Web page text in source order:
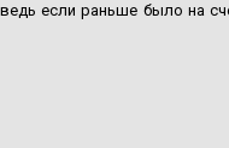
если раньше было на